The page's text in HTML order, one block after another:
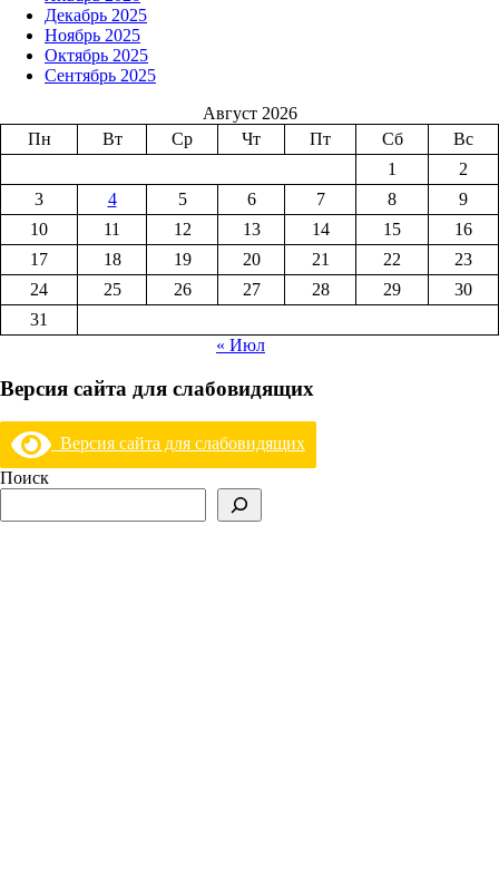
Декабрь 2025
Ноябрь 2025
Октябрь 2025
Сентябрь 2025
Август 2026
Пн
Вт Ср Чт Пт Сб
Вс
1
2
3
4 5 6 7 8
9
10
11 12 13 14 15
16
17
18 19 20 21 22
23
24
25 26 27 28 29
30
31
« Июл
Версия сайта для слабовидящих
Версия сайта для слабовидящих
Поиск